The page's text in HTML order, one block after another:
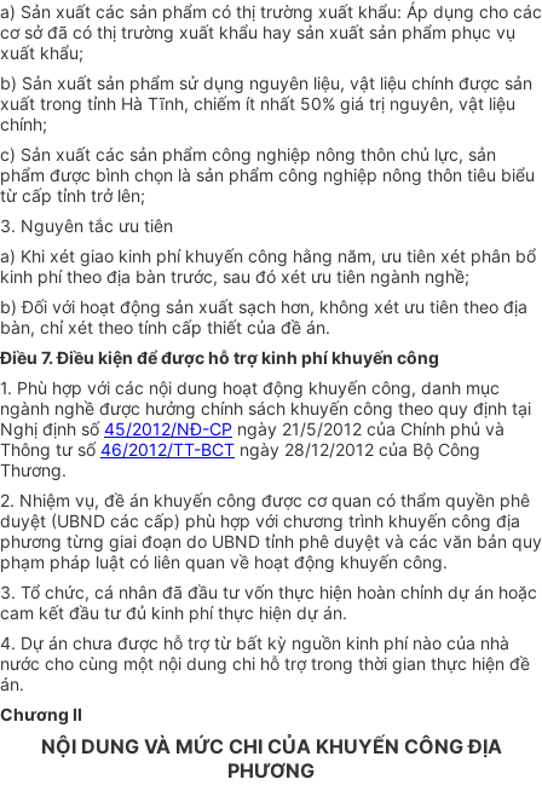
a) Sản xuất các sản phẩm có thị trường xuất khẩu: Áp dụng cho các
cơ sở đã có thị trường xuất khẩu hay sản xuất sản phẩm phục vụ
xuất khẩu;
b) Sản xuất sản phẩm sử dụng nguyên liệu, vật liệu chính được sản
xuất trong tỉnh Hà Tĩnh, chiếm ít nhất 50% giá trị nguyên, vật liệu
chính;
c) Sản xuất các sản phẩm công nghiệp nông thôn chủ lực, sản
phẩm được bình chọn là sản phẩm công nghiệp nông thôn tiêu biểu
từ cấp tỉnh trở lên;
3. Nguyên tắc ưu tiên
a) Khi xét giao kinh phí khuyến công hằng năm, ưu tiên xét phân bổ
kinh phí theo địa bàn trước, sau đó xét ưu tiên ngành nghề;
b) Đối với hoạt động sản xuất sạch hơn, không xét ưu tiên theo địa
bàn, chỉ xét theo tính cấp thiết của đề án.
Điều 7. Điều kiện để được hỗ trợ kinh phí khuyến công
1. Phù hợp với các nội dung hoạt động khuyến công, danh mục
ngành nghề được hưởng chính sách khuyến công theo quy định tại
Nghị định số45/2012/NĐ-CP ngày 21/5/2012 của Chính phủ và
Thông tư số46/2012/TT-BCT ngày 28/12/2012 của Bộ Công
Thương.
2. Nhiệm vụ, đề án khuyến công được cơ quan có thẩm quyền phê
duyệt (UBND các cấp) phù hợp với chương trình khuyến công địa
phương từng giai đoạn do UBND tỉnh phê duyệt và các văn bản quy
phạm pháp luật có liên quan về hoạt động khuyến công.
3. Tổ chức, cá nhân đã đầu tư vốn thực hiện hoàn chỉnh dự án hoặc
cam kết đầu tư đủ kinh phí thực hiện dự án.
4. Dự án chưa được hỗ trợ từ bất kỳ nguồn kinh phí nào của nhà
nước cho cùng một nội dung chi hỗ trợ trong thời gian thực hiện đề
án.
Chương II
NỘI DUNG VÀ MỨC CHI CỦA KHUYẾN CÔNG ĐỊA
PHƯƠNG